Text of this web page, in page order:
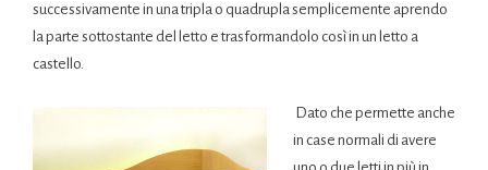
successivamente in una tripla o quadrupla semplicemente aprendo
la parte sottostante del letto e trasformandolo così in un letto a
castello.
Dato che permette anche
in case normali di avere